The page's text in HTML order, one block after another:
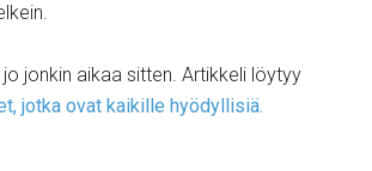
jonkin aikaa sitten. Artikkeli löytyy
jotka ovat kaikille hyödyllisiä.